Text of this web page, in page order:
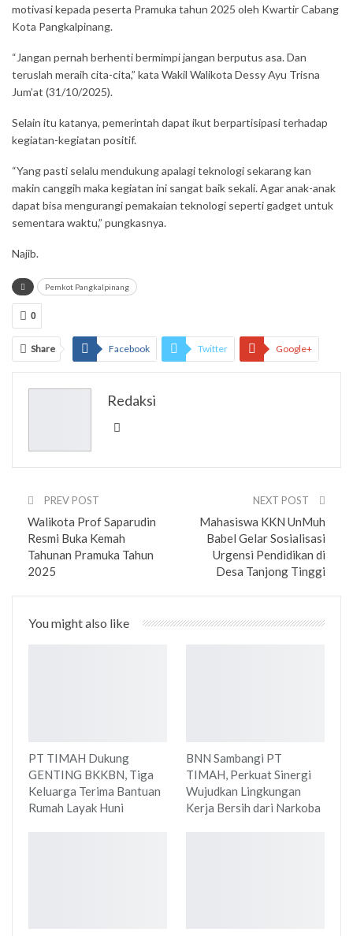
motivasi kepada peserta Pramuka tahun 2025 oleh Kwartir Cabang
Kota Pangkalpinang.
“Jangan pernah berhenti bermimpi jangan berputus asa. Dan
teruslah meraih cita-cita,” kata Wakil Walikota Dessy Ayu Trisna
Jum’at (31/10/2025).
Selain itu katanya, pemerintah dapat ikut berpartisipasi terhadap
kegiatan-kegiatan positif.
“Yang pasti selalu mendukung apalagi teknologi sekarang kan
makin canggih maka kegiatan ini sangat baik sekali. Agar anak-anak
dapat bisa mengurangi pemakaian teknologi seperti gadget untuk
sementara waktu,” pungkasnya.
Najib.
Pemkot Pangkalpinang
0
Share Facebook Twitter Google+
Redaksi
PREV POST
Walikota Prof Saparudin
Resmi Buka Kemah
Tahunan Pramuka Tahun
2025
NEXT POST
Mahasiswa KKN UnMuh
Babel Gelar Sosialisasi
Urgensi Pendidikan di
Desa Tanjong Tinggi
You might also like
PT TIMAH Dukung
GENTING BKKBN, Tiga
Keluarga Terima Bantuan
Rumah Layak Huni
BNN Sambangi PT
TIMAH, Perkuat Sinergi
Wujudkan Lingkungan
Kerja Bersih dari Narkoba